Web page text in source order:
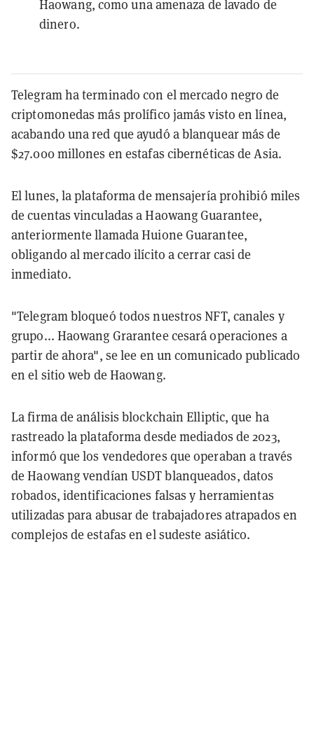
Haowang, como una amenaza de lavado de
dinero.
Telegram ha terminado con el mercado negro de
criptomonedas más prolífico jamás visto en línea,
acabando una red que ayudó a blanquear más de
$27.000 millones en estafas cibernéticas de Asia.
El lunes, la plataforma de mensajería prohibió miles
de cuentas vinculadas a Haowang Guarantee,
anteriormente llamada Huione Guarantee,
obligando al mercado ilícito a cerrar casi de
inmediato.
"Telegram bloqueó todos nuestros NFT, canales y
grupo... Haowang Grarantee cesará operaciones a
partir de ahora", se lee en un comunicado publicado
en el sitio web de Haowang.
La firma de análisis blockchain Elliptic, que ha
rastreado la plataforma desde mediados de 2023,
informó que los vendedores que operaban a través
de Haowang vendían USDT blanqueados, datos
robados, identificaciones falsas y herramientas
utilizadas para abusar de trabajadores atrapados en
complejos de estafas en el sudeste asiático.